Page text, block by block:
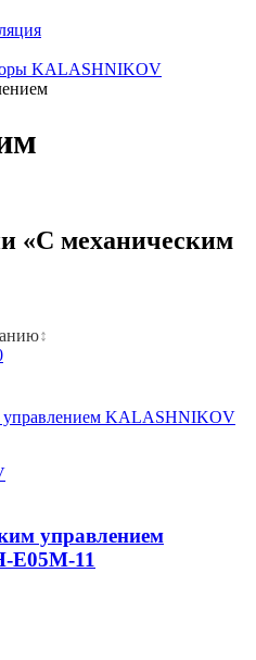
KALASHNIKOV
«С механическим
↕
управлением
11